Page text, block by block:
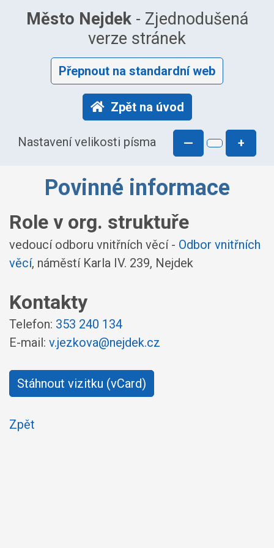
Město Nejdek- Zjednodušená
verze stránek
Přepnout na standardní web
Zpět na úvod
Nastavení velikosti písma — +
Povinné informace
Role v org. struktuře
vedoucí odboru vnitřních věcí - Odbor vnitřních
věcí, náměstí Karla IV. 239, Nejdek
Kontakty
Telefon: 353 240 134
E-mail: v.jezkova@nejdek.cz
Stáhnout vizitku (vCard)
Zpět